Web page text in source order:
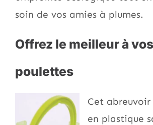
soin de vos amies à plumes.
Offrez le meilleur à vos
poulettes
Cet
en plastique